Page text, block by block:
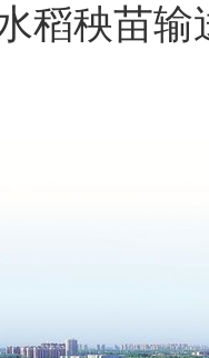
稻秧苗